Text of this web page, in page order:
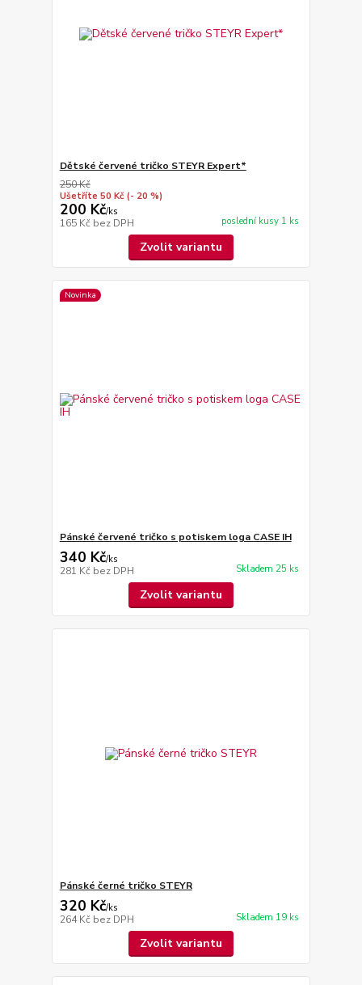
Dětské červené tričko STEYR Expert*
250 Kč
Ušetříte 50 Kč (- 20 %)
200 Kč/ks
165 Kč bez DPH poslední kusy 1 ks
Zvolit variantu
Novinka
Pánské červené tričko s potiskem loga CASE IH
340 Kč/ks
281 Kč bez DPH Skladem 25 ks
Zvolit variantu
Pánské černé tričko STEYR
320 Kč/ks
264 Kč bez DPH Skladem 19 ks
Zvolit variantu